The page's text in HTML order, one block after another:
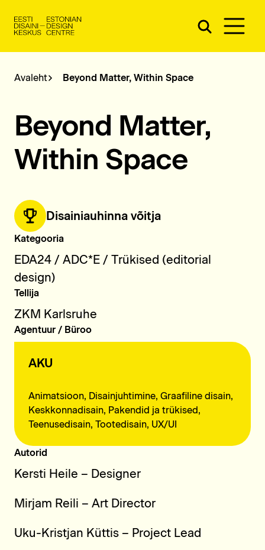
Jäta menüü vahele
Avaleht Beyond Matter, Within Space
Beyond Matter,
Within Space
Disainiauhinna võitja
Kategooria
EDA24 / ADC*E / Trükised (editorial
design)
Tellija
ZKM Karlsruhe
Agentuur / Büroo
AKU
Animatsioon, Disainjuhtimine, Graafiline disain,
Keskkonna­disain, Pakendid ja trükised,
Teenusedisain, Tootedisain, UX/UI
Autorid
Kersti Heile – Designer
Mirjam Reili – Art Director
Uku-Kristjan Küttis – Project Lead